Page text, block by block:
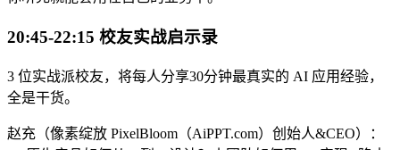
20:45-22:15 校友实战启示录
3 位实战派校友，将每人分享30分钟最真实的 AI 应用经验，
全是干货。
赵充（像素绽放 PixelBloom（AiPPT.com）创始人&CEO）：